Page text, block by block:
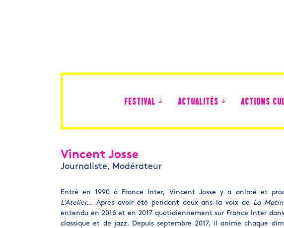
FESTIVAL ACTUALITÉS ACTIONS
Vincent Josse
Journaliste, Modérateur
Entré en 1990 à France Inter, Vincent Josse y a animé et
L’Atelier… Après avoir été pendant deux ans la voix de La
entendu en 2016 et en 2017 quotidiennement sur France Inter dans
classique et de jazz. Depuis septembre 2017, il anime chaque